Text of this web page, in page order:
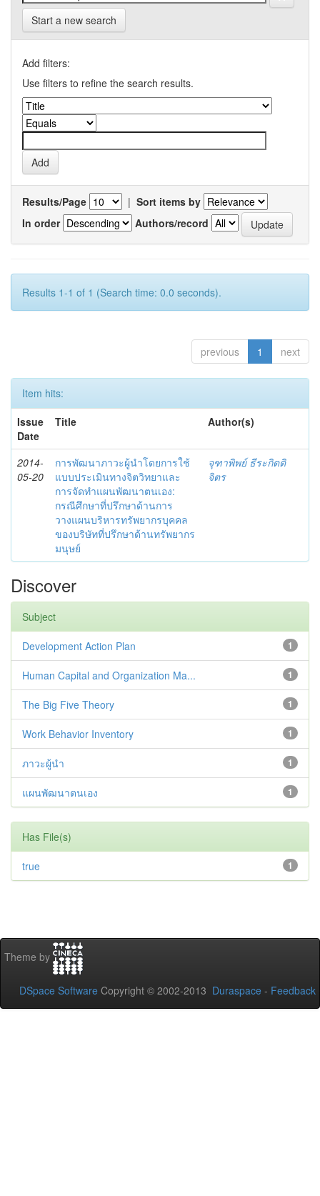
Start a new search
Add filters:
Use filters to refine the search results.
Results/Page | Sort items by
In order
Authors/record
Results 1-1 of 1 (Search time: 0.0 seconds).
previous 1 next
Item hits:
Issue
Date
Title Author(s)
2014-
05-20
การพัฒนาภาวะผู้นำโดยการใช้
แบบประเมินทางจิตวิทยาและ
การจัดทำแผนพัฒนาตนเอง:
กรณีศึกษาที่ปรึกษาด้านการ
วางแผนบริหารทรัพยากรบุคคล
ของบริษัทที่ปรึกษาด้านทรัพยากร
มนุษย์
จุฑาพิพย์ ธีระกิตติ
จิตร
Discover
Subject
1
Development Action Plan
1
Human Capital and Organization Ma...
1
The Big Five Theory
1
Work Behavior Inventory
1
ภาวะผู้นำ
1
แผนพัฒนาตนเอง
Has File(s)
1
true
Theme by
DSpace Software Copyright © 2002-2013 Duraspace - Feedback